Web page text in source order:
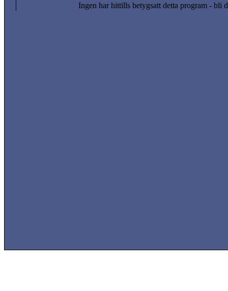
Ingen har hittills betygsatt detta program - bli